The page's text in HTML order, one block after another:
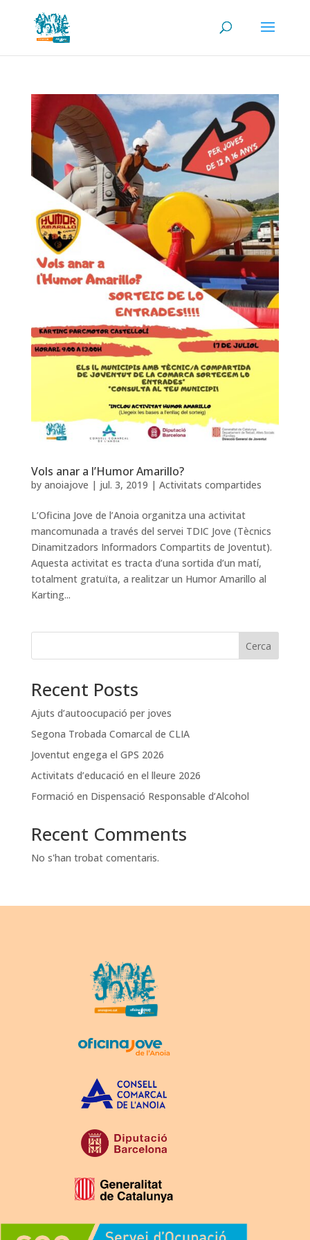
Vols anar a l’Humor Amarillo?
by anoiajove | jul. 3, 2019 | Activitats compartides
L’Oficina Jove de l’Anoia organitza una activitat
mancomunada a través del servei TDIC Jove (Tècnics
Dinamitzadors Informadors Compartits de Joventut).
Aquesta activitat es tracta d’una sortida d’un matí,
totalment gratuïta, a realitzar un Humor Amarillo al
Karting...
Cerca
Recent Posts
Ajuts d’autoocupació per joves
Segona Trobada Comarcal de CLIA
Joventut engega el GPS 2026
Activitats d’educació en el lleure 2026
Formació en Dispensació Responsable d’Alcohol
Recent Comments
No s'han trobat comentaris.